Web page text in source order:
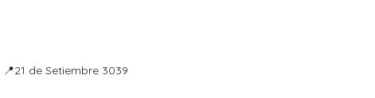
📍21 de Setiembre 3039